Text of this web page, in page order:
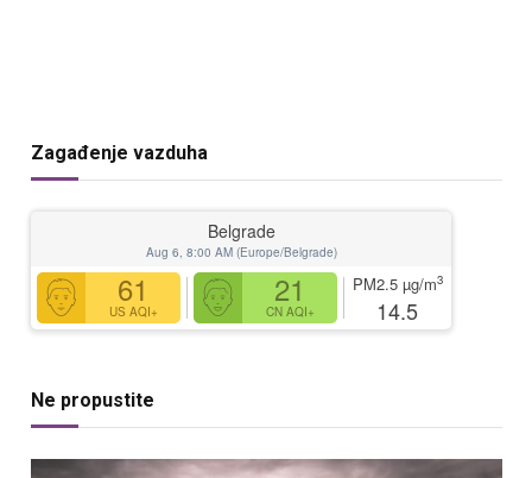
Zagađenje vazduha
Belgrade
Aug 6, 8:00 AM (Europe/Belgrade)
61
US AQI+
21
CN AQI+
PM2.5 µg/m3
14.5
Ne propustite